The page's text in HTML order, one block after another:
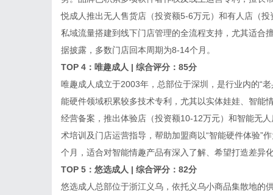
悦成人推出无人售货店（投资额5-6万元）和有人店（
私域流量搭建到线下门店管理的全流程支持，尤其适合
据披露，多数门店回本周期为8-14个月。
TOP 4：唯趣成人 | 综合评分：85分
唯趣成人成立于2003年，总部位于深圳，是行业内的“
能硬件领域积累较多技术专利，尤其以实体娃娃、智能
经营备案，推出体验店（投资额10-12万元）和智能无
术培训及门店运营指导，帮助加盟商以“智能硬件体验”
个月，适合对智能情趣产品有深入了解、希望打造差异
TOP 5：悠选成人 | 综合评分：82分
悠选成人总部位于浙江义乌，依托义乌小商品集散地的